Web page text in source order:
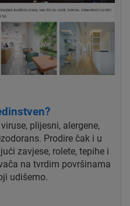
plijesni, alergene,
Prodire čak i u
zavjese, rolete, tepihe i
na tvrdim površinama
udišemo.